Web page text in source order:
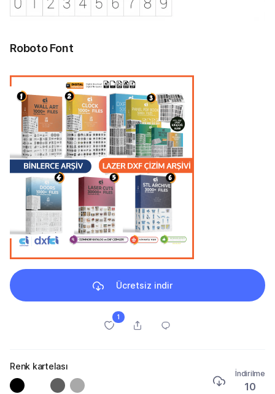
Roboto Font
Ücretsiz indir
1
Renk kartelası
İndirilme
10